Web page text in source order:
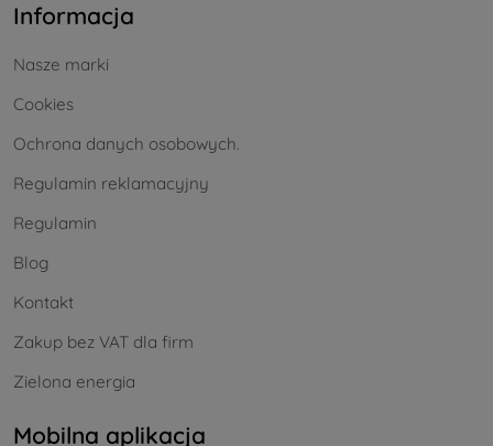
Informacja
Nasze marki
Cookies
Ochrona danych osobowych.
Regulamin reklamacyjny
Regulamin
Blog
Kontakt
Zakup bez VAT dla firm
Zielona energia
Mobilna aplikacja